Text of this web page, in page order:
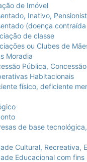
de Imóvel
Inativo,
(doença
de classe
ou Clubes de
Moradia
Pública,
Habitacionais
físico, deficiente
de base
Cultural,
Educacional com